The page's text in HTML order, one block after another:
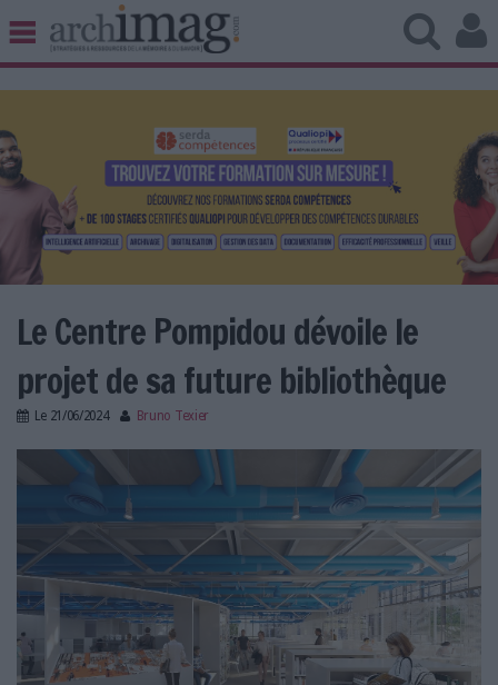
BIBLIOTHÈQUE ÉDITION
UNIVERS DATA
TRAVAIL COLLABORATIF
VIE NUMÉRIQUE
NUMÉRIQUE RESPONSABLE
LES DOSSIERS
LES GUIDES PRATIQUES
L'ESPACE EMPLOI
L'AGENDA
L'ANNUAIRE DES ACTEURS
LES LIVRES BLANCS
Le Centre Pompidou dévoile le
projet de sa future bibliothèque
Le 21/06/2024 Bruno Texier
bpi_pompidou_2.png